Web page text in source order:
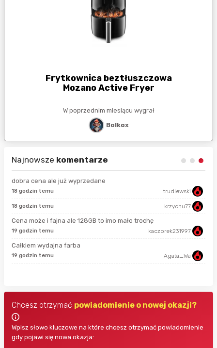
Frytkownica beztłuszczowa
Mozano Active Fryer
W poprzednim miesiącu wygrał
Bolkox
Najnowsze komentarze
dobra cena ale już wyprzedane
18 godzin temu trudlewski
18 godzin temu krzychu77
Cena może i fajna ale 128GB to imo mało trochę
19 godzin temu kaczorek231997
Całkiem wydajna farba
19 godzin temu Agata_Wa
Chcesz otrzymać powiadomienie o nowej okazji?
Wpisz słowo kluczowe na które chcesz otrzymać powiadomienie
gdy pojawi się nowa okazja: